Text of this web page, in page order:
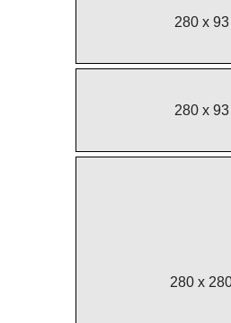
280 x 93
280 x 93
280 x